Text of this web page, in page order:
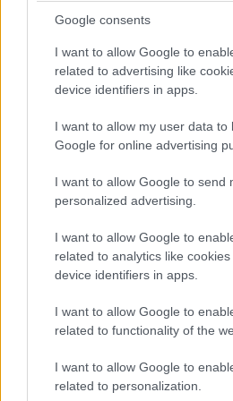
Google consents
I want to allow Google to
related to advertising like
device identifiers in apps.
I want to allow my user data to
Google for online advertising
I want to allow Google to send
personalized advertising.
I want to allow Google to
related to analytics like
device identifiers in apps.
I want to allow Google to
related to functionality of the
I want to allow Google to
related to personalization.
optimális munkavégzéshez.
gördülékenyebb
Windows Hello™
termelékenységet is
technológiának
felhasználó másodperceken
További fontos funkció,
munkaterület fejlesztése
RJ45 bemenettel. Ezzel a
felhasználók RJ45
csatlakoztatott eszközeik
nagy felbontású
csatlakoztathatnak a nagy